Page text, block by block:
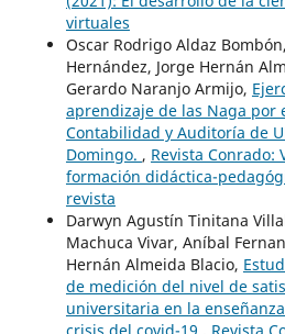
virtuales
Oscar Rodrigo Aldaz
Hernández, Jorge Hernán
Gerardo Naranjo Armijo,
aprendizaje de las Naga por
Contabilidad y Auditoría de
Domingo. , Revista Conrado:
formación didáctica-
revista
Darwyn Agustín Tinitana
Machuca Vivar, Aníbal
Hernán Almeida Blacio,
de medición del nivel de
universitaria en la
crisis del covid-19 , Revista